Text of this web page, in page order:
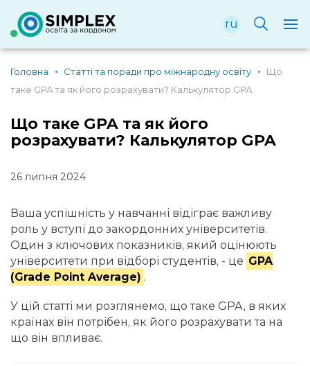
ru
Головна Статті та поради про міжнародну освіту
Що
таке GPA та як його розрахувати? Калькулятор GPA
Що таке GPA та як його
розрахувати? Калькулятор GPA
26 липня 2024
Ваша успішність у навчанні відіграє важливу
роль у вступі до закордонних університетів.
Один з ключових показників, який оцінюють
університети при відборі студентів, - це GPA
(Grade Point Average) .
У цій статті ми розглянемо, що таке GPA, в яких
країнах він потрібен, як його розрахувати та на
що він впливає.